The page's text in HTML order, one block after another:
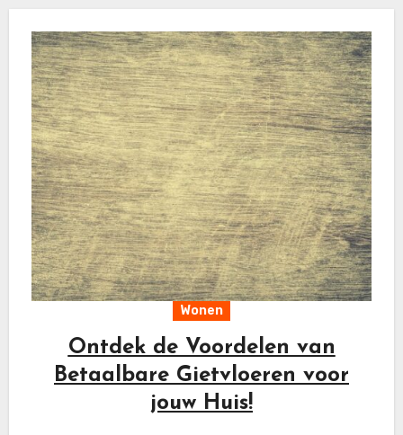
Wonen
Ontdek de Voordelen van
Betaalbare Gietvloeren voor
jouw Huis!